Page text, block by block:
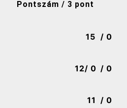
Pontszám / 3 pont
15 / 0
12/ 0 / 0
11 / 0